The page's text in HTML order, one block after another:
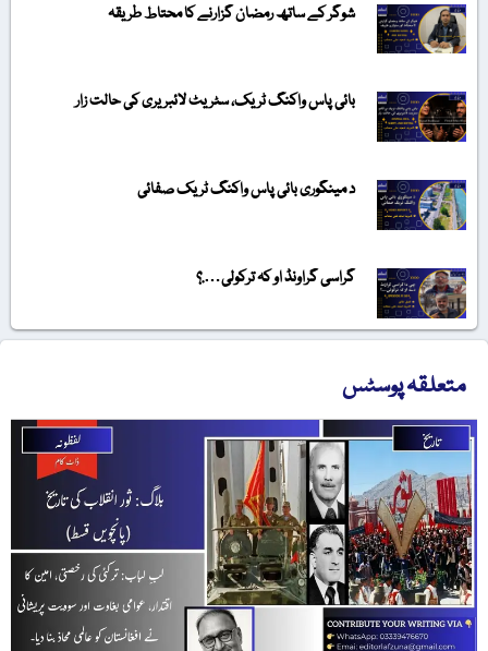
شوگر کے ساتھ رمضان گزارنے کا محتاط طریقہ
بائی پاس واکنگ ٹریک، سٹریٹ لائبریری کی حالت زار
د مینگوری بائی پاس واکنگ ٹریک صفائی
گراسی گراونڈ او کہ ترکولی….؟
متعلقہ پوسٹس